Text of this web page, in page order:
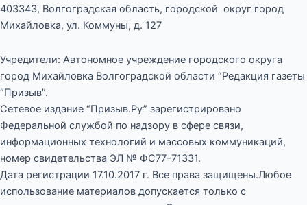
403343, Волгоградская область, городской округ город
Михайловка, ул. Коммуны, д. 127
Учредители: Автономное учреждение городского округа
город Михайловка Волгоградской области “Редакция газеты
“Призыв”.
Сетевое издание “Призыв.Ру” зарегистрировано
Федеральной службой по надзору в сфере связи,
информационных технологий и массовых коммуникаций,
номер свидетельства ЭЛ № ФС77-71331.
Дата регистрации 17.10.2017 г. Все права защищены.Любое
использование материалов допускается только с